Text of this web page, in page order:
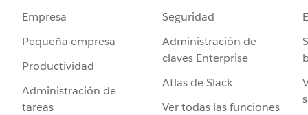
Empresa
Pequeña empresa
Productividad
Administración de
tareas
Seguridad
Administración de
claves Enterprise
Atlas de Slack
Ver todas las funciones